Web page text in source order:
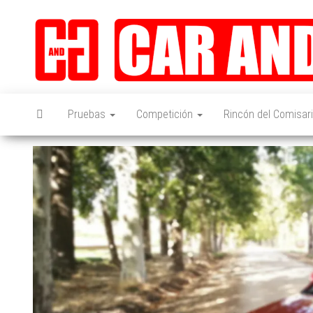
Pruebas Competición Rincón del